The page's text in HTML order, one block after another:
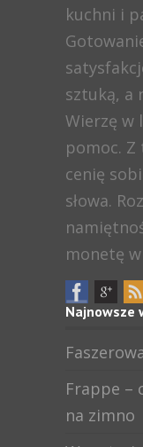
kuchni i
sztuką, a
Wierzę w
pomoc.
cenię
słowa.
monetę
Najnowsze
Frappe –
na zimno